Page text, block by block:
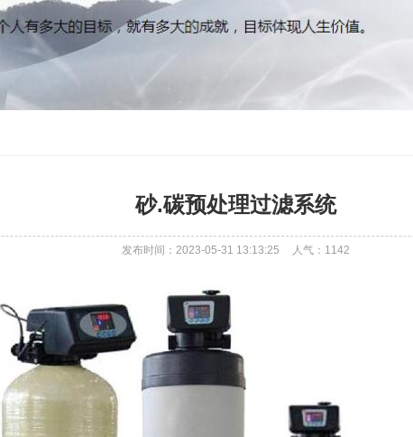
砂.碳预处理过滤系统
发布时间：2023-05-31 13:13:25 人气： 1142